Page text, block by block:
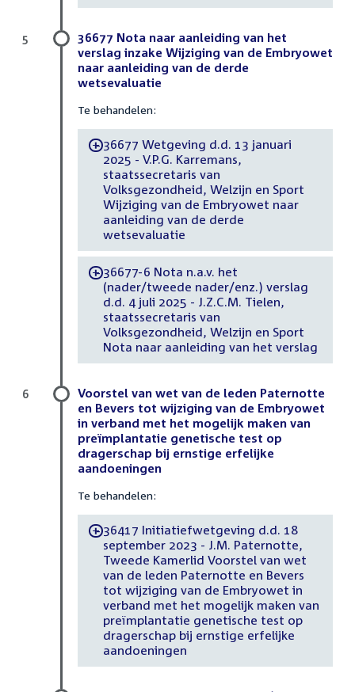
36677 Nota naar aanleiding van het
verslag inzake Wijziging van de Embryowet
naar aanleiding van de derde
wetsevaluatie
Te behandelen:
-36677 Wetgeving d.d. 13 januari
2025 - V.P.G. Karremans,
staatssecretaris van
Volksgezondheid, Welzijn en Sport
Wijziging van de Embryowet naar
aanleiding van de derde
wetsevaluatie
-36677-6 Nota n.a.v. het
(nader/tweede nader/enz.) verslag
d.d. 4 juli 2025 - J.Z.C.M. Tielen,
staatssecretaris van
Volksgezondheid, Welzijn en Sport
Nota naar aanleiding van het verslag
5
Voorstel van wet van de leden Paternotte
en Bevers tot wijziging van de Embryowet
in verband met het mogelijk maken van
preïmplantatie genetische test op
dragerschap bij ernstige erfelijke
aandoeningen
Te behandelen:
-36417 Initiatiefwetgeving d.d. 18
september 2023 - J.M. Paternotte,
Tweede Kamerlid Voorstel van wet
van de leden Paternotte en Bevers
tot wijziging van de Embryowet in
verband met het mogelijk maken van
preïmplantatie genetische test op
dragerschap bij ernstige erfelijke
aandoeningen
6